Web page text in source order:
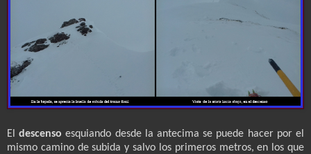
Eldescensoesquiando desde la antecima se puede hacer por el
mismo camino de subida y salvo los primeros metros, en los que